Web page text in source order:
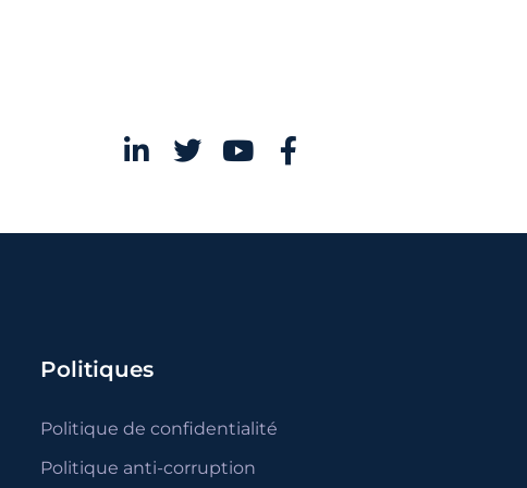
Politiques
Politique de confidentialité
Politique anti-corruption